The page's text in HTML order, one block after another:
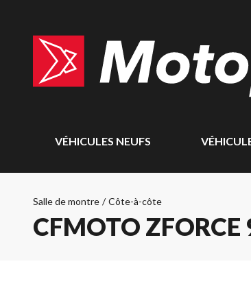
VÉHICULES NEUFS
Salle de montre / Côte-à-côte
CFMOTO